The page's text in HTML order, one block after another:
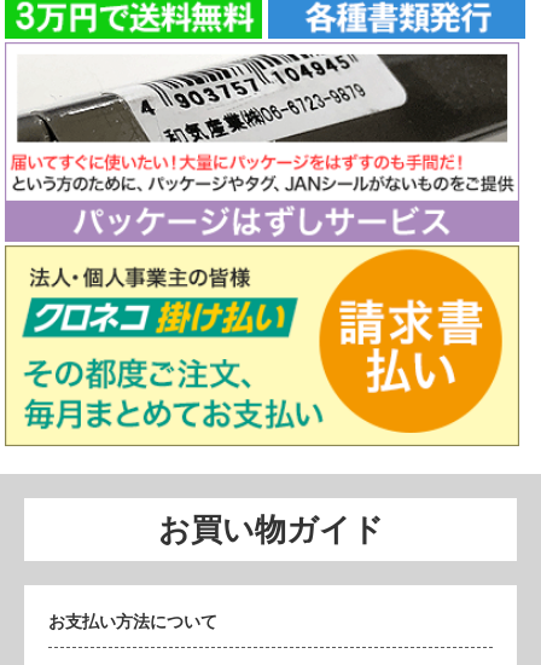
お買い物ガイド
お支払い方法について